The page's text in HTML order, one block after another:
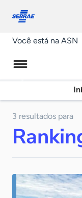
conosco
Você está na ASN
3 resultados para